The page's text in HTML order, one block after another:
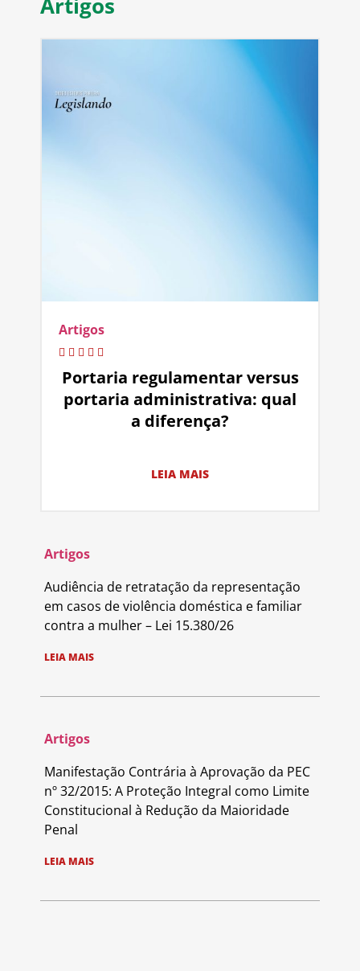
Artigos
Artigos
Portaria regulamentar versus
portaria administrativa: qual
a diferença?
LEIA MAIS
Artigos
Audiência de retratação da representação
em casos de violência doméstica e familiar
contra a mulher – Lei 15.380/26
LEIA MAIS
Artigos
Manifestação Contrária à Aprovação da PEC
nº 32/2015: A Proteção Integral como Limite
Constitucional à Redução da Maioridade
Penal
LEIA MAIS